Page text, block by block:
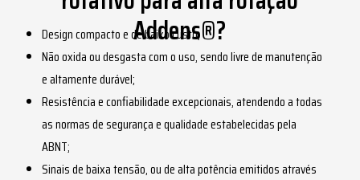
Addens®?
Design compacto e de baixo custo;
Não oxida ou desgasta com o uso, sendo livre de manutenção
e altamente durável;
Resistência e confiabilidade excepcionais, atendendo a todas
as normas de segurança e qualidade estabelecidas pela
ABNT;
Sinais de baixa tensão, ou de alta potência emitidos através